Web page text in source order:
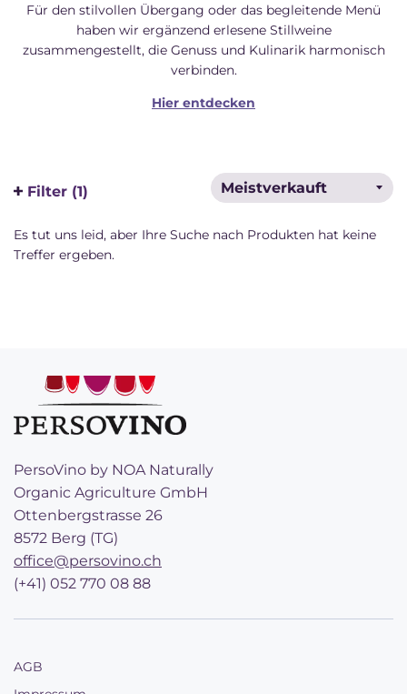
Für den stilvollen Übergang oder das begleitende Menü
haben wir ergänzend erlesene Stillweine
zusammengestellt, die Genuss und Kulinarik harmonisch
verbinden.
Hier entdecken
Filter (1)
Es tut uns leid, aber Ihre Suche nach Produkten hat keine
Treffer ergeben.
PersoVino by NOA Naturally
Organic Agriculture GmbH
Ottenbergstrasse 26
8572 Berg (TG)
office@persovino.ch
(+41) 052 770 08 88
AGB